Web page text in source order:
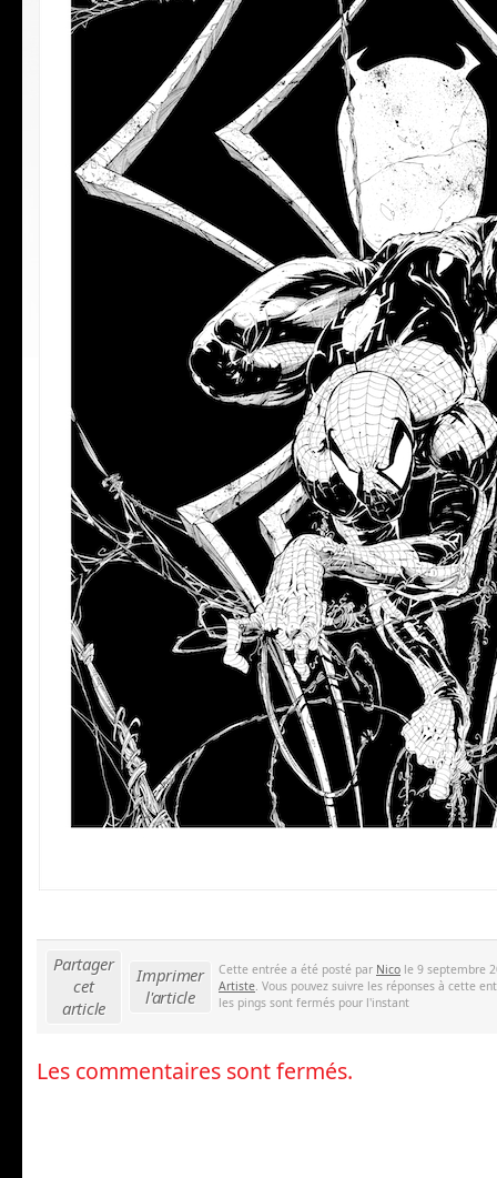
Partager
cet
article
Imprimer
l'article
Cette entrée a été posté par Nico le 9 septembre
Artiste . Vous pouvez suivre les réponses à cette
les pings sont fermés pour l'instant
Les commentaires sont fermés.